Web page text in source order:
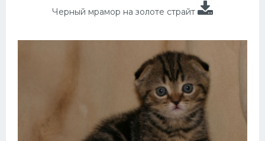
Черный мрамор на золоте страйт